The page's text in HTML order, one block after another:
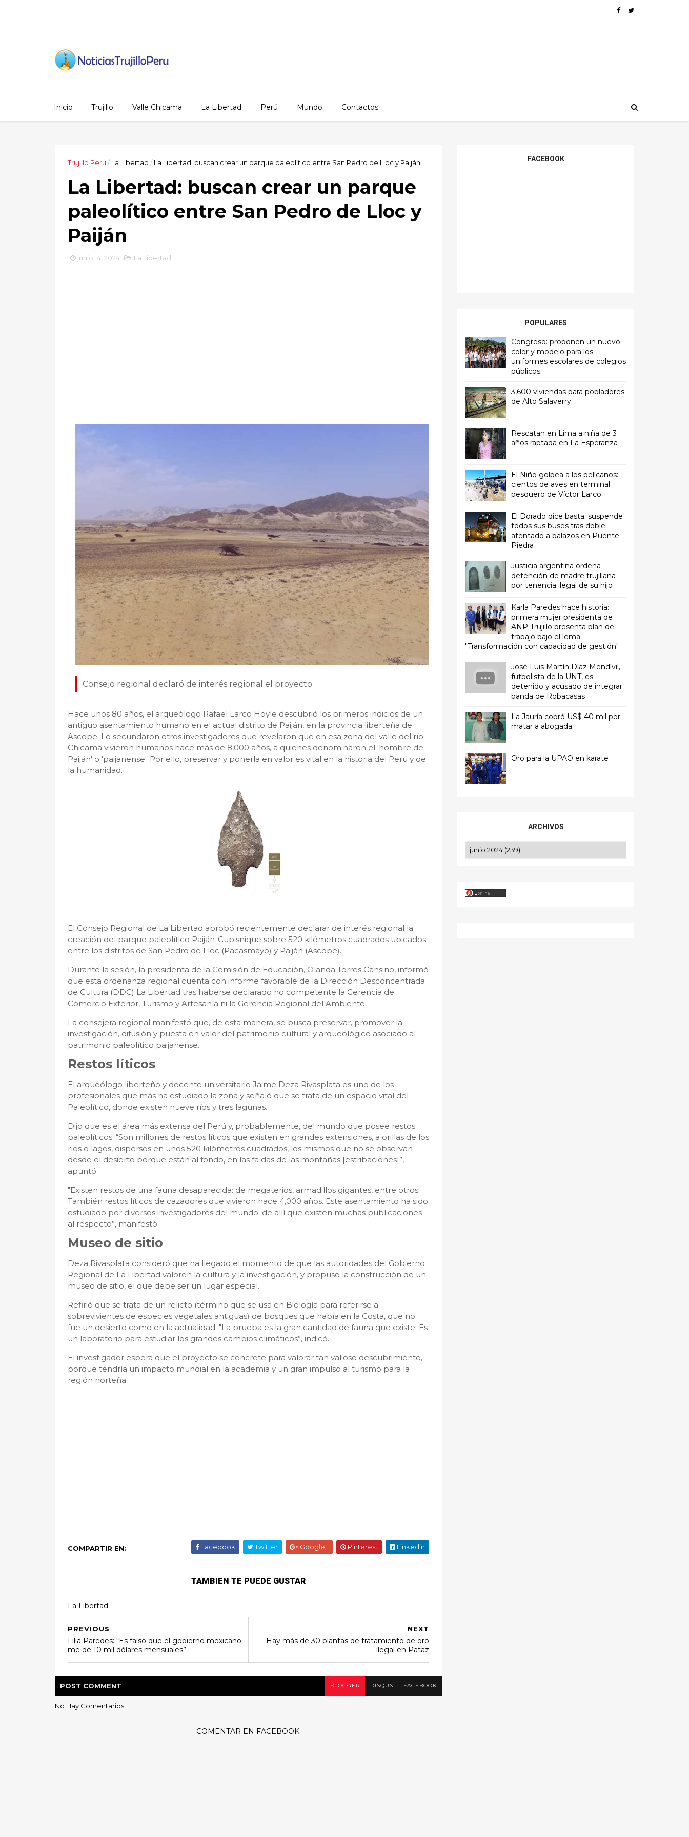
Inicio Trujillo Valle Chicama La Libertad Perú Mundo Contactos
Trujillo Peru / La Libertad / La Libertad: buscan crear un parque paleolítico entre San Pedro de Lloc y Paiján
La Libertad: buscan crear un parque
paleolítico entre San Pedro de Lloc y
Paiján
junio 14, 2024 La Libertad
Consejo regional declaró de interés regional el proyecto.
Hace unos 80 años, el arqueólogo Rafael Larco Hoyle descubrió los primeros indicios de un
antiguo asentamiento humano en el actual distrito de Paiján, en la provincia liberteña de
Ascope. Lo secundaron otros investigadores que revelaron que en esa zona del valle del río
Chicama vivieron humanos hace más de 8,000 años, a quienes denominaron el 'hombre de
Paiján' o 'paijanense'. Por ello, preservar y ponerla en valor es vital en la historia del Perú y de
la humanidad.
El Consejo Regional de La Libertad aprobó recientemente declarar de interés regional la
creación del parque paleolítico Paiján-Cupisnique sobre 520 kilómetros cuadrados ubicados
entre los distritos de San Pedro de Lloc (Pacasmayo) y Paiján (Ascope).
Durante la sesión, la presidenta de la Comisión de Educación, Olanda Torres Cansino, informó
que esta ordenanza regional cuenta con informe favorable de la Dirección Desconcentrada
de Cultura (DDC) La Libertad tras haberse declarado no competente la Gerencia de
Comercio Exterior, Turismo y Artesanía ni la Gerencia Regional del Ambiente.
La consejera regional manifestó que, de esta manera, se busca preservar, promover la
investigación, difusión y puesta en valor del patrimonio cultural y arqueológico asociado al
patrimonio paleolítico paijanense.
Restos líticos
El arqueólogo liberteño y docente universitario Jaime Deza Rivasplata es uno de los
profesionales que más ha estudiado la zona y señaló que se trata de un espacio vital del
Paleolítico, donde existen nueve ríos y tres lagunas.
Dijo que es el área más extensa del Perú y, probablemente, del mundo que posee restos
paleolíticos. “Son millones de restos líticos que existen en grandes extensiones, a orillas de los
ríos o lagos, dispersos en unos 520 kilómetros cuadrados, los mismos que no se observan
desde el desierto porque están al fondo, en las faldas de las montañas [estribaciones]”,
apuntó.
"Existen restos de una fauna desaparecida: de megaterios, armadillos gigantes, entre otros.
También restos líticos de cazadores que vivieron hace 4,000 años. Este asentamiento ha sido
estudiado por diversos investigadores del mundo; de allí que existen muchas publicaciones
al respecto”, manifestó.
Museo de sitio
Deza Rivasplata consideró que ha llegado el momento de que las autoridades del Gobierno
Regional de La Libertad valoren la cultura y la investigación, y propuso la construcción de un
museo de sitio, el que debe ser un lugar especial.
Refirió que se trata de un relicto (término que se usa en Biología para referirse a
sobrevivientes de especies vegetales antiguas) de bosques que había en la Costa, que no
fue un desierto como en la actualidad. "La prueba es la gran cantidad de fauna que existe. Es
un laboratorio para estudiar los grandes cambios climáticos”, indicó.
El investigador espera que el proyecto se concrete para valorar tan valioso descubrimiento,
porque tendría un impacto mundial en la academia y un gran impulso al turismo para la
región norteña.
COMPARTIR EN: Facebook Twitter Google+ Pinterest Linkedin
TAMBIEN TE PUEDE GUSTAR
La Libertad
NEXT
Hay más de 30 plantas de tratamiento de oro
ilegal en Pataz
PREVIOUS
Lilia Paredes: “Es falso que el gobierno mexicano
me dé 10 mil dólares mensuales”
POST COMMENT BLOGGER DISQUS FACEBOOK
No Hay Comentarios:
COMENTAR EN FACEBOOK:
FACEBOOK
POPULARES
Congreso: proponen un nuevo
color y modelo para los
uniformes escolares de colegios
públicos
3,600 viviendas para pobladores
de Alto Salaverry
Rescatan en Lima a niña de 3
años raptada en La Esperanza
El Niño golpea a los pelícanos:
cientos de aves en terminal
pesquero de Víctor Larco
El Dorado dice basta: suspende
todos sus buses tras doble
atentado a balazos en Puente
Piedra
Justicia argentina ordena
detención de madre trujillana
por tenencia ilegal de su hijo
Karla Paredes hace historia:
primera mujer presidenta de
ANP Trujillo presenta plan de
trabajo bajo el lema
"Transformación con capacidad de gestión"
José Luis Martín Díaz Mendívil,
futbolista de la UNT, es
detenido y acusado de integrar
banda de Robacasas
La Jauría cobró US$ 40 mil por
matar a abogada
Oro para la UPAO en karate
ARCHIVOS